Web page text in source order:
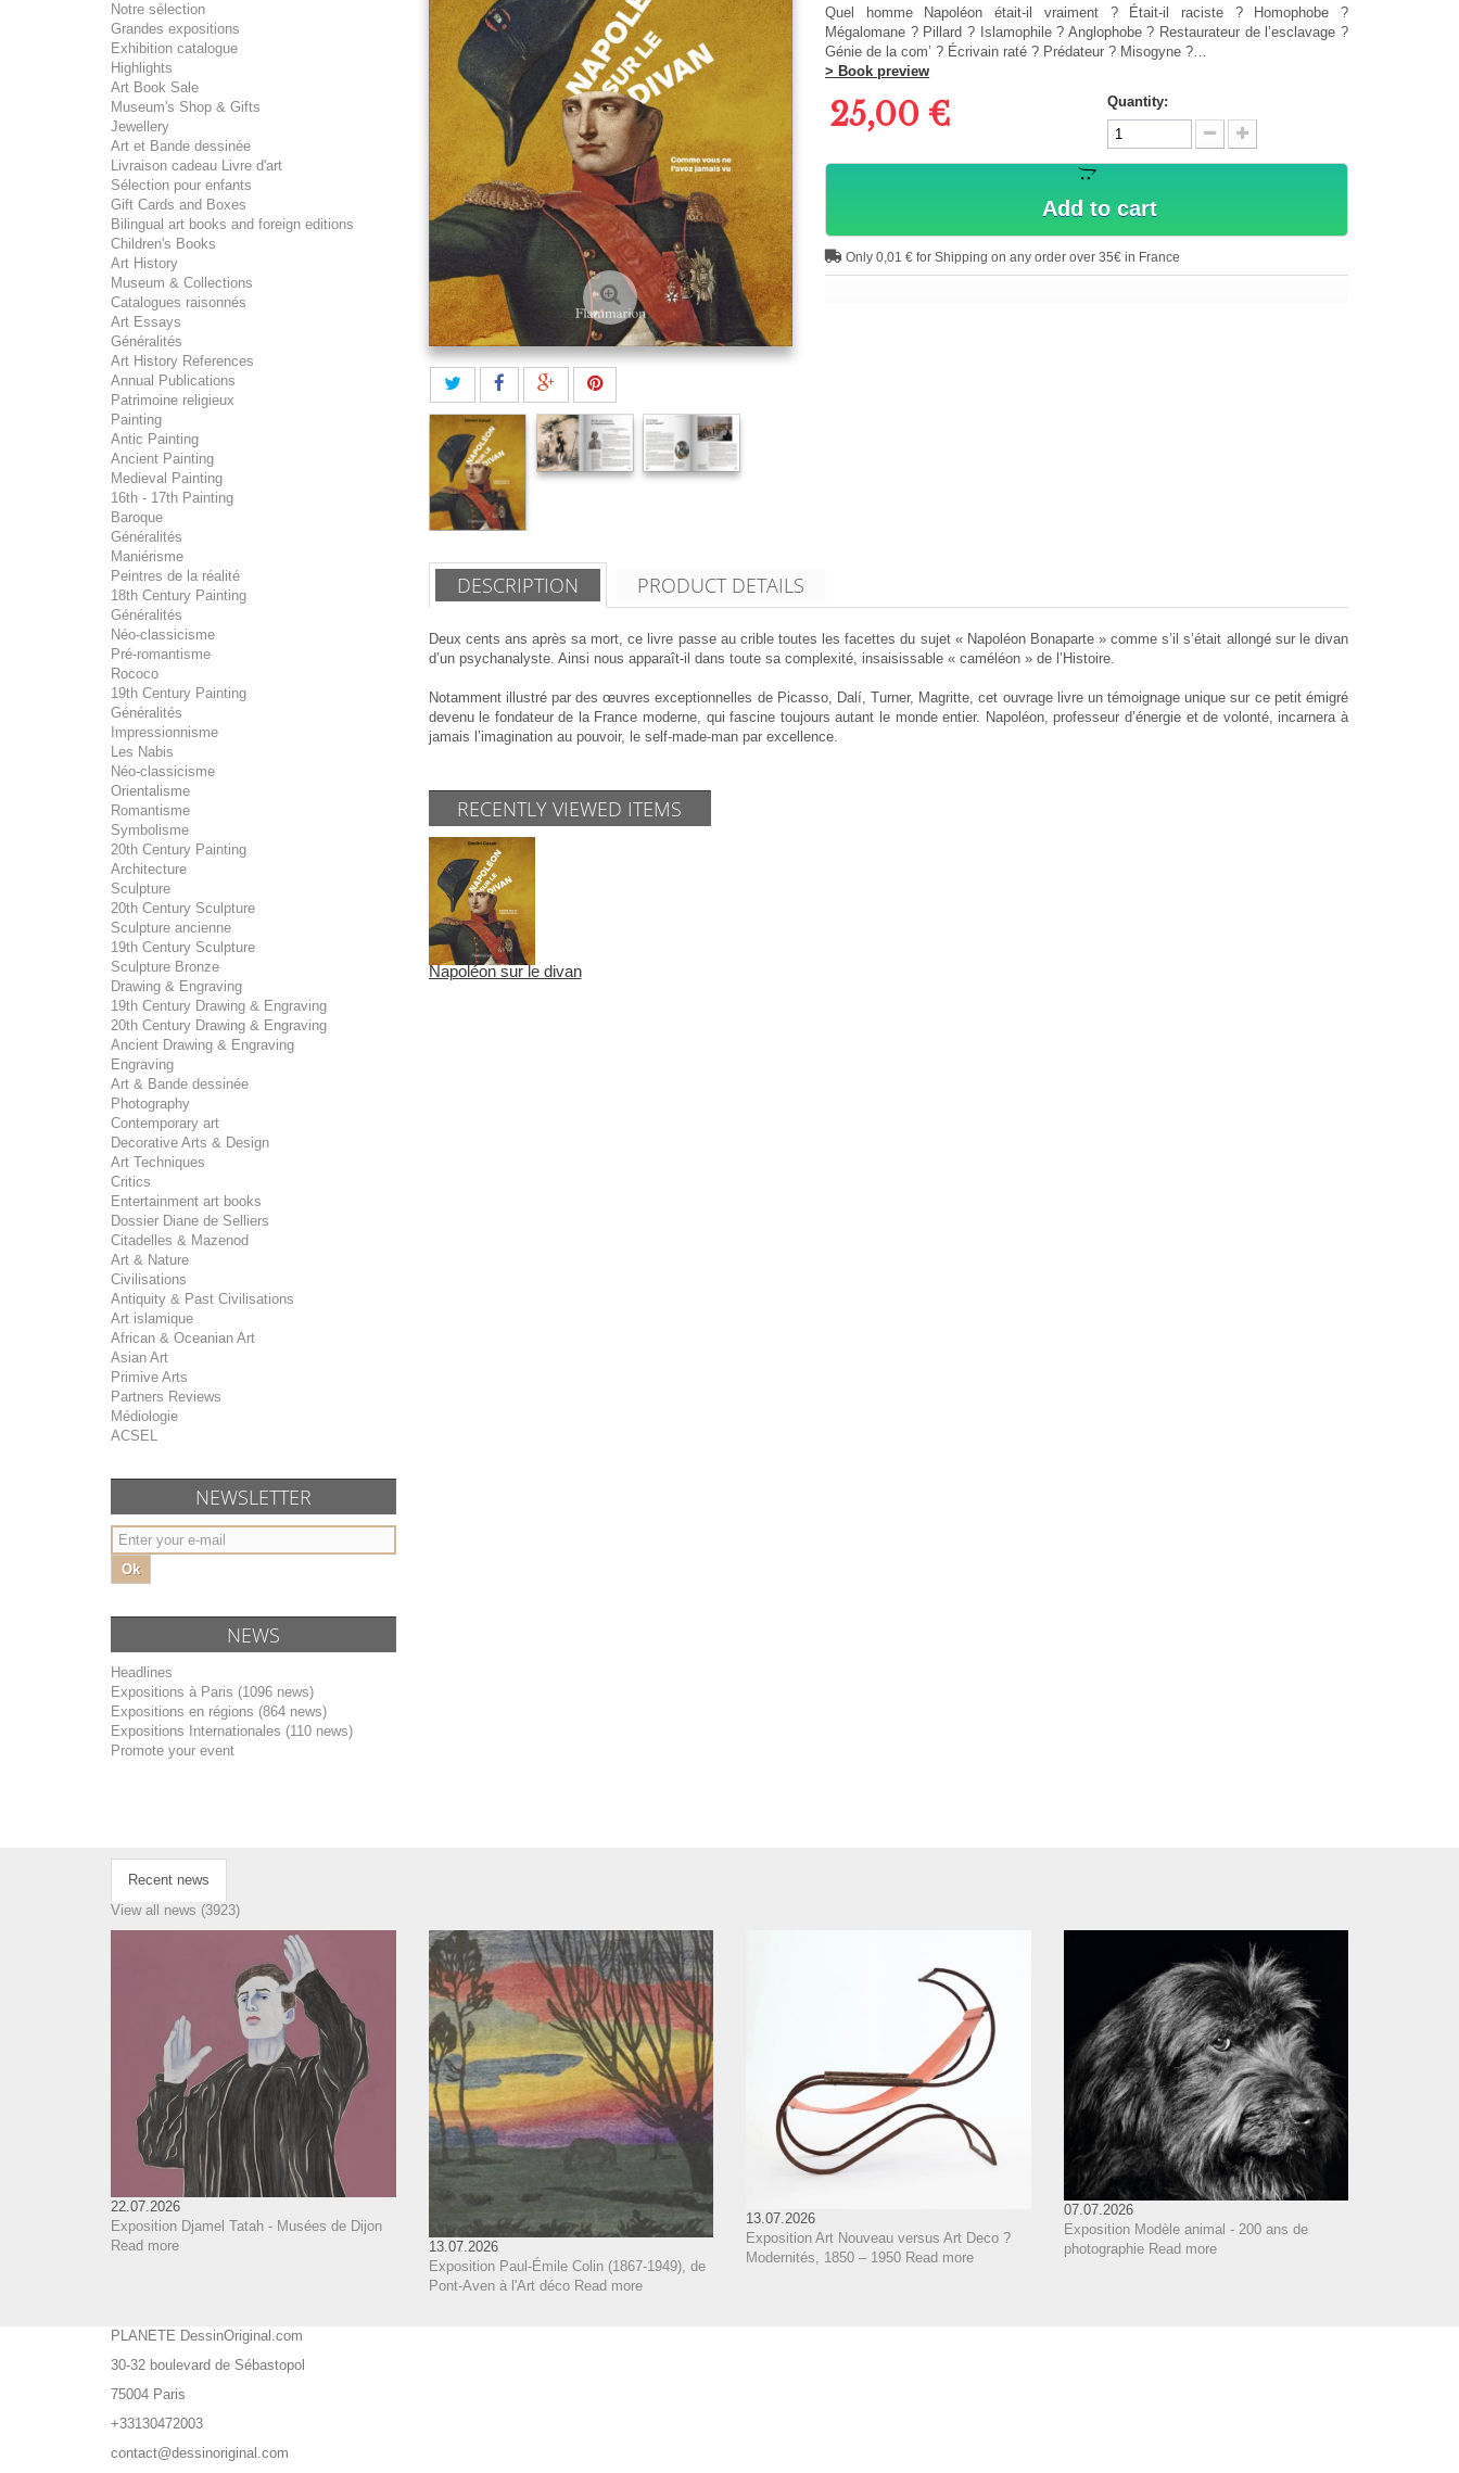
Notre sélection
Grandes expositions
Exhibition catalogue
Highlights
Art Book Sale
Museum's Shop & Gifts
Jewellery
Art et Bande dessinée
Livraison cadeau Livre d'art
Sélection pour enfants
Gift Cards and Boxes
Bilingual art books and foreign editions
Children's Books
Art History
Museum & Collections
Catalogues raisonnés
Art Essays
Généralités
Art History References
Annual Publications
Patrimoine religieux
Painting
Antic Painting
Ancient Painting
Medieval Painting
16th - 17th Painting
Baroque
Généralités
Maniérisme
Peintres de la réalité
18th Century Painting
Généralités
Néo-classicisme
Pré-romantisme
Rococo
19th Century Painting
Généralités
Impressionnisme
Les Nabis
Néo-classicisme
Orientalisme
Romantisme
Symbolisme
20th Century Painting
Architecture
Sculpture
20th Century Sculpture
Sculpture ancienne
19th Century Sculpture
Sculpture Bronze
Drawing & Engraving
19th Century Drawing & Engraving
20th Century Drawing & Engraving
Ancient Drawing & Engraving
Engraving
Art & Bande dessinée
Photography
Contemporary art
Decorative Arts & Design
Art Techniques
Critics
Entertainment art books
Dossier Diane de Selliers
Citadelles & Mazenod
Art & Nature
Civilisations
Antiquity & Past Civilisations
Art islamique
African & Oceanian Art
Asian Art
Primive Arts
Partners Reviews
Médiologie
ACSEL
NEWSLETTER
Ok
NEWS
Headlines
Expositions à Paris (1096 news)
Expositions en régions (864 news)
Expositions Internationales (110 news)
Promote your event
Quel homme Napoléon était-il vraiment ? Était-il raciste ? Homophobe ?
Mégalomane ? Pillard ? Islamophile ? Anglophobe ? Restaurateur de l’esclavage ?
Génie de la com’ ? Écrivain raté ? Prédateur ? Misogyne ?…
> Book preview
25,00 € Quantity:
Add to cart
Only 0,01 € for Shipping on any order over 35€ in France
DESCRIPTION PRODUCT DETAILS
Deux cents ans après sa mort,ce livre passe au crible toutes les facettes du sujet « Napoléon Bonaparte » comme s’il s’était allongé sur le divan
d’un psychanalyste. Ainsi nous apparaît-il dans toute sa complexité, insaisissable « caméléon » de l’Histoire.
Notamment illustré par des œuvres exceptionnelles de Picasso, Dalí, Turner, Magritte, cet ouvrage livre un témoignage unique sur ce petit émigré
devenu le fondateur de la France moderne, qui fascine toujours autant le monde entier. Napoléon, professeur d’énergie et de volonté, incarnera à
jamais l’imagination au pouvoir, le self-made-manpar excellence.
RECENTLY VIEWED ITEMS
Napoléon sur le divan
Recent news
View all news (3923)
22.07.2026
Exposition Djamel Tatah - Musées de Dijon
Read more
13.07.2026
Exposition Paul-Émile Colin (1867-1949), de
Pont-Aven à l'Art déco Read more
13.07.2026
Exposition Art Nouveau versus Art Deco ?
Modernités, 1850 – 1950 Read more
07.07.2026
Exposition Modèle animal - 200 ans de
photographie Read more
PLANETE DessinOriginal.com
30-32 boulevard de Sébastopol
75004 Paris
+33130472003
contact@dessinoriginal.com